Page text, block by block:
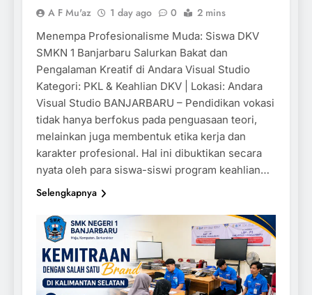
A F Mu'az 1 day ago 0 2 mins
Menempa Profesionalisme Muda: Siswa DKV
SMKN 1 Banjarbaru Salurkan Bakat dan
Pengalaman Kreatif di Andara Visual Studio
Kategori: PKL & Keahlian DKV | Lokasi: Andara
Visual Studio BANJARBARU – Pendidikan vokasi
tidak hanya berfokus pada penguasaan teori,
melainkan juga membentuk etika kerja dan
karakter profesional. Hal ini dibuktikan secara
nyata oleh para siswa-siswi program keahlian…
Selengkapnya